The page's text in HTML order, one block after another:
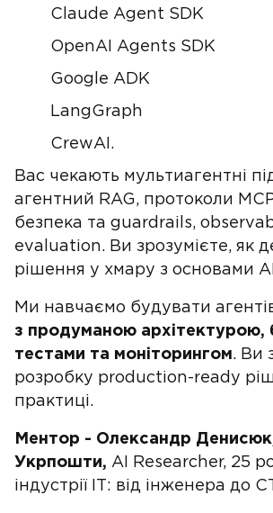
Claude Agent SDK
OpenAI Agents SDK
Google ADK
LangGraph
CrewAI.
Вас чекають мультиагентні
агентний RAG, протоколи
безпека та guardrails,
evaluation. Ви зрозумієте, як
рішення у хмару з основами
Ми навчаємо будувати
з продуманою архітектурою,
тестами та моніторингом. Ви
розробку production-ready
практиці.
Ментор - Олександр
Укрпошти, AI Researcher, 25
індустрії ІТ: від інженера до